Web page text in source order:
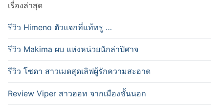
เรื่องล่าสุด
รีวิว Himeno ตัวแจกที่แท้ทรู …
รีวิว Makima ผบ แห่งหน่วยนักล่าปิศาจ
รีวิว โซดา สาวเมดสุดเลิฟผู้รักความสะอาด
Review Viper สาวฮอท จากเมืองชั้นนอก